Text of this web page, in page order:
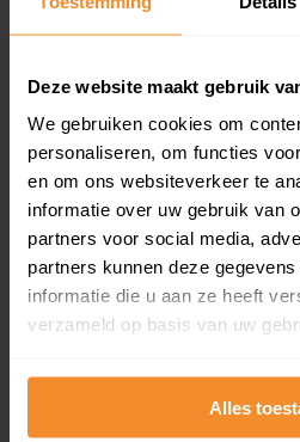
Deze website maakt gebruik
We gebruiken cookies om
personaliseren, om functies
en om ons websiteverkeer te
informatie over uw gebruik van
partners voor social media,
partners kunnen deze
informatie die u aan ze heeft
verzameld op basis van uw
Alles
Bekijk product
Direct leverbaar
Een uitgebreid overzicht van